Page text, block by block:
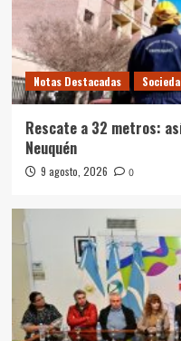
Notas Destacadas
Rescate a 32 metros:
Neuquén
9 agosto, 2026 0